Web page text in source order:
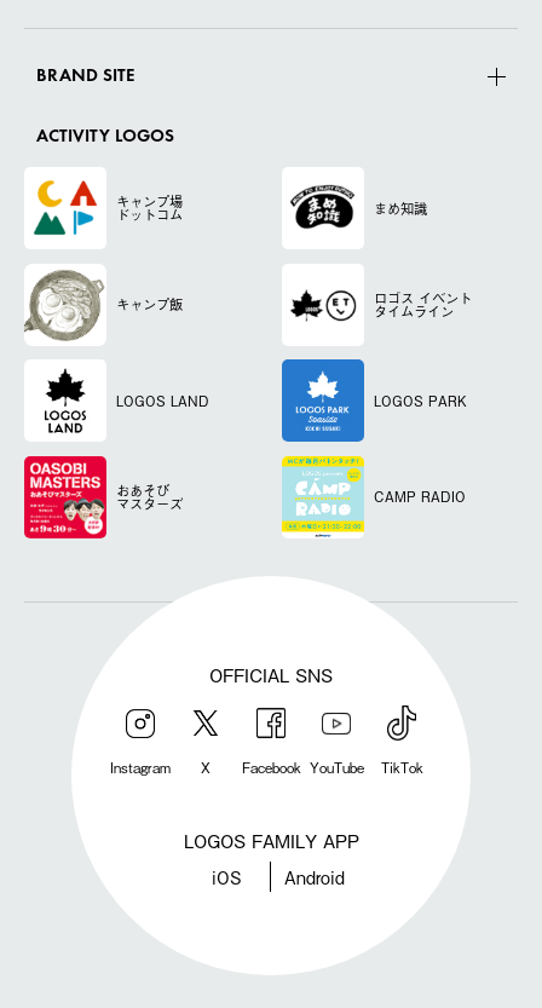
BRAND SITE
ACTIVITY LOGOS
キャンプ場
ドットコム まめ知識
キャンプ飯 ロゴス イベント
タイムライン
LOGOS LAND LOGOS PARK
おあそび
マスターズ CAMP RADIO
OFFICIAL SNS
Instagram X Facebook YouTube TikTok
LOGOS FAMILY APP
iOS Android